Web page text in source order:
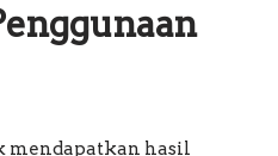
mendapatkan hasil